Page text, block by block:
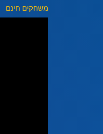
משחקים חינם